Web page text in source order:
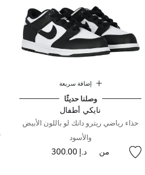
إضافة سريعة
وصلنا حديثًا
نايكي أطفال
حذاء رياضي ريترو دانك لو باللون الأبيض
والأسود
من د.إ 300.00